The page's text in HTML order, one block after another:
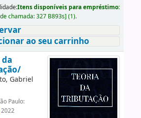
Itens disponíveis para empréstimo:
chamada:327 B893s] (1).
ao seu carrinho
Gabriel
Paulo: